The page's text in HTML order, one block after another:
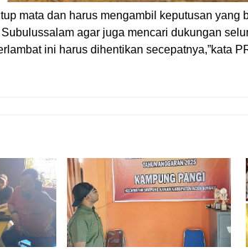
mata dan harus mengambil keputusan yang
agar juga mencari dukungan
ini harus dihentikan secepatnya,”kata